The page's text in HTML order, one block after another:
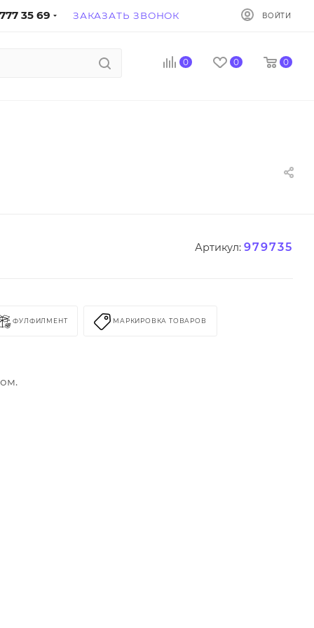
35 69 ЗАКАЗАТЬ ЗВОНОК ВОЙТИ
0 0 0
Артикул: 979735
ФУЛФИЛМЕНТ МАРКИРОВКА ТОВАРОВ